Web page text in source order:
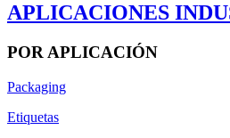
APLICACIONES
POR APLICACIÓN
Packaging
Etiquetas